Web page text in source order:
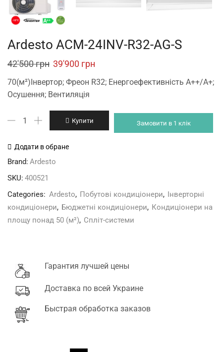
Ardesto ACM-24INV-R32-AG-S
42'500грн Original
price
was:
39'900 грн
price
70(м²)Інвертор; Фреон R32; Енергоефективність A++/A+;
Осушення; Вентиляція
Ardesto
24INV-
S
кількість
Купити Замовити в 1 клік
Додати в обране
Brand: Ardesto
SKU: 400521
Categories: Ardesto, Побутові кондиціонери, Інверторні
кондиціонери, Бюджетні кондиціонери, Кондиціонери на
площу понад 50 (м²), Спліт-системи
Гарантия лучшей цены
Доставка по всей Украине
Быстрая обработка заказов